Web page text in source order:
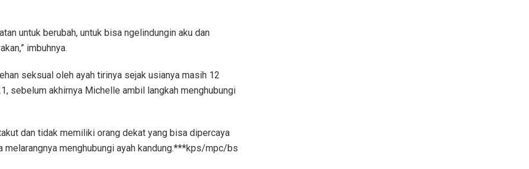
untuk berubah, untuk bisa ngelindungin aku dan
imbuhnya.
seksual oleh ayah tirinya sejak usianya masih 12
sebelum akhirnya Michelle ambil langkah menghubungi
dan tidak memiliki orang dekat yang bisa dipercaya
melarangnya menghubungi ayah kandung.***kps/mpc/bs